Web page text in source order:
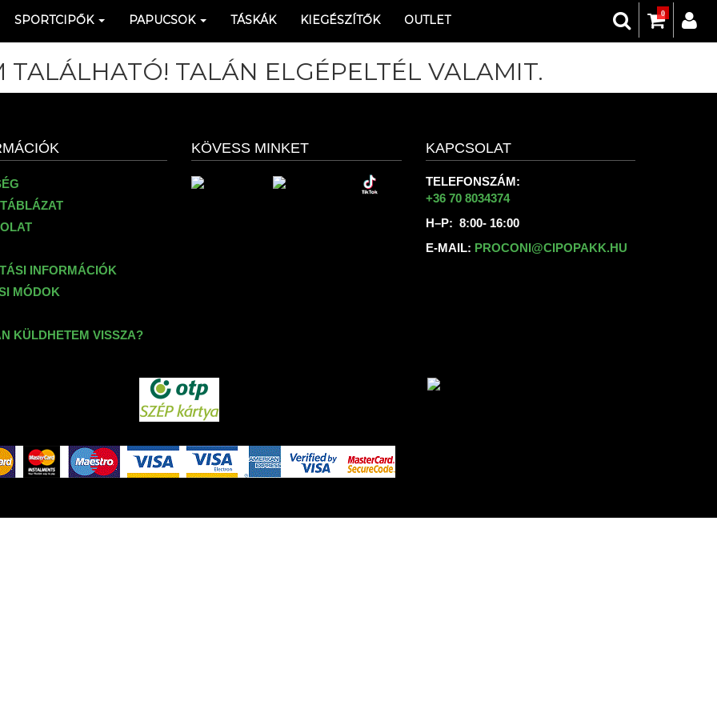
0
SPORTCIPŐK PAPUCSOK TÁSKÁK KIEGÉSZÍTŐK OUTLET
TALÁLHATÓ! TALÁN ELGÉPELTÉL VALAMIT.
INFORMÁCIÓK
MÓDOK
KÜLDHETEM VISSZA?
KÖVESS MINKET KAPCSOLAT
TELEFONSZÁM:
+36 70 8034374
H–P: 8:00- 16:00
E-MAIL: PROCONI@CIPOPAKK.HU